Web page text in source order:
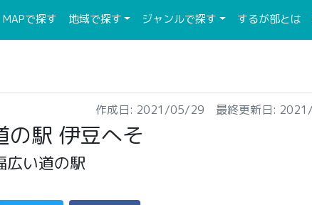
MAPで探す(current)
地域で探す ジャンルで探す するが部とは
作成日: 2021/05/29 最終更新日:
の駅 伊豆へそ
広い道の駅